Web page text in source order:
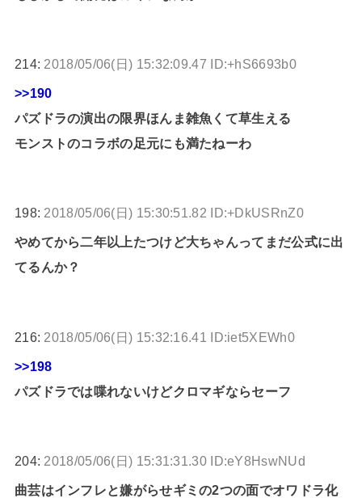
214: 2018/05/06(日) 15:32:09.47 ID:+hS6693b0
>>190
パズドラの演出の限界ほんま雑魚くて草生える
モンストのコラボの足元にも満たねーわ
198: 2018/05/06(日) 15:30:51.82 ID:+DkUSRnZ0
やめてから二年以上たつけど大ちゃんってまだ公式に出
てるんか？
216: 2018/05/06(日) 15:32:16.41 ID:iet5XEWh0
>>198
パズドラでは喋れないけどクロマギならセーフ
204: 2018/05/06(日) 15:31:31.30 ID:eY8HswNUd
曲芸はインフレと嫌がらせギミの2つの面でオワドラ化